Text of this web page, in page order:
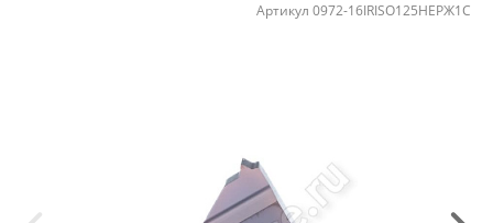
Артикул 0972-16IRISO125НЕРЖ1С